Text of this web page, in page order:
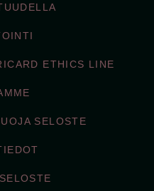
ETHICS LINE
SELOSTE